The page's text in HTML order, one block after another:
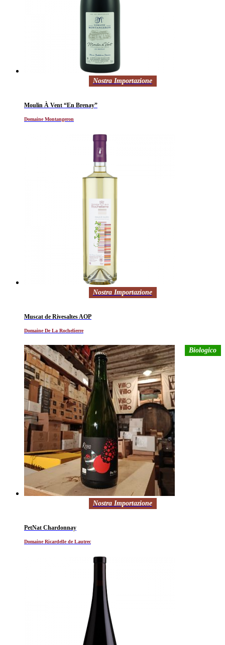
Nostra Importazione
Moulin À Vent “En Brenay”
Domaine Montangeron
Nostra Importazione
Muscat de Rivesaltes AOP
Domaine De La Rochelierre
Biologico
Nostra Importazione
PetNat Chardonnay
Domaine Ricardelle de Lautrec